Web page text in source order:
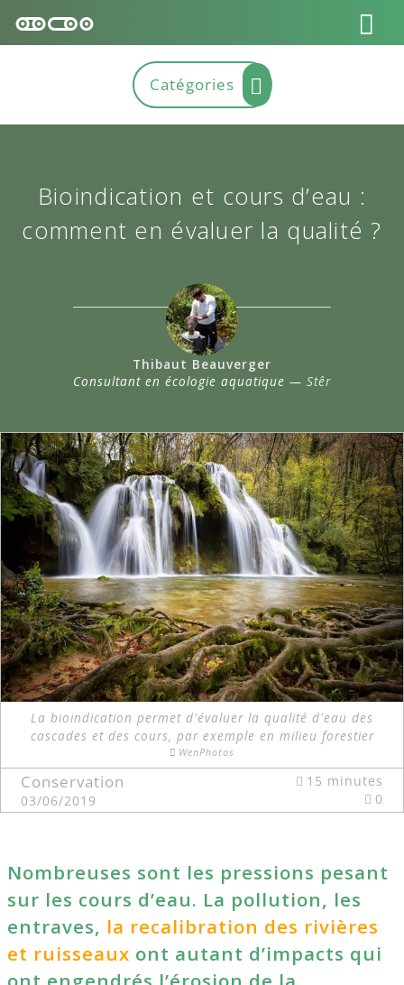
Bioindication et cours d’eau :
comment en évaluer la qualité ?
Thibaut Beauverger
Consultant en écologie aquatique — Stêr
La bioindication permet d'évaluer la qualité d'eau des
cascades et des cours, par exemple en milieu forestier
WenPhotos
Conservation
03/06/2019
15 minutes
0
Nombreuses sont les pressions pesant
sur les cours d’eau. La pollution, les
entraves, la recalibration des rivières
et ruisseaux ont autant d’impacts qui